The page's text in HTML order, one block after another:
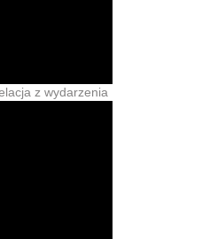
z wydarzenia